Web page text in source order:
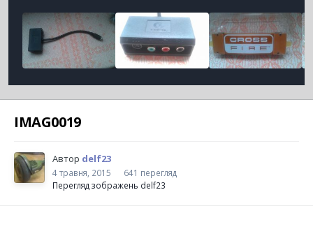
IMAG0019
Автор delf23
4 травня, 2015
641 перегляд
Перегляд зображень delf23